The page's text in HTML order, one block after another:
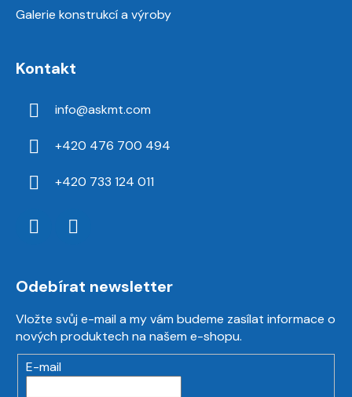
Galerie konstrukcí a výroby
Kontakt
info@askmt.com
+420 476 700 494
+420 733 124 011
Odebírat newsletter
Vložte svůj e-mail a my vám budeme zasílat informace o
nových produktech na našem e-shopu.
E-mail